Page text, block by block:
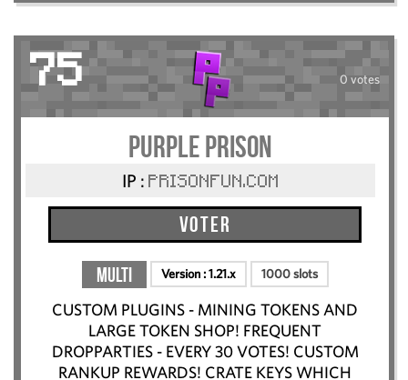
75 0 votes
PURPLE PRISON
IP : PRISONFUN.COM
Voter
Multi Version :1.21.x 1000 slots
CUSTOM PLUGINS - MINING TOKENS AND
LARGE TOKEN SHOP! FREQUENT
DROPPARTIES - EVERY 30 VOTES! CUSTOM
RANKUP REWARDS! CRATE KEYS WHICH